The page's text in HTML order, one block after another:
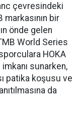
çevresindeki
bir
önde gelen
World Series
HOKA
sunarken,
patika koşusu ve
da